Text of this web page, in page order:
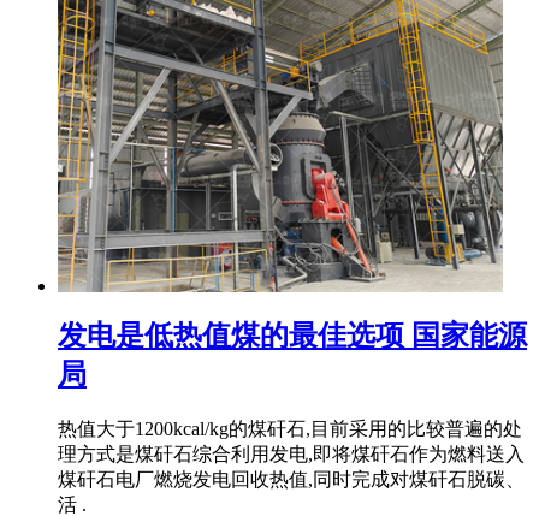
发电是低热值煤的最佳选项 国家能源
局
热值大于1200kcal/kg的煤矸石,目前采用的比较普遍的处
理方式是煤矸石综合利用发电,即将煤矸石作为燃料送入
煤矸石电厂燃烧发电回收热值,同时完成对煤矸石脱碳、
活 .